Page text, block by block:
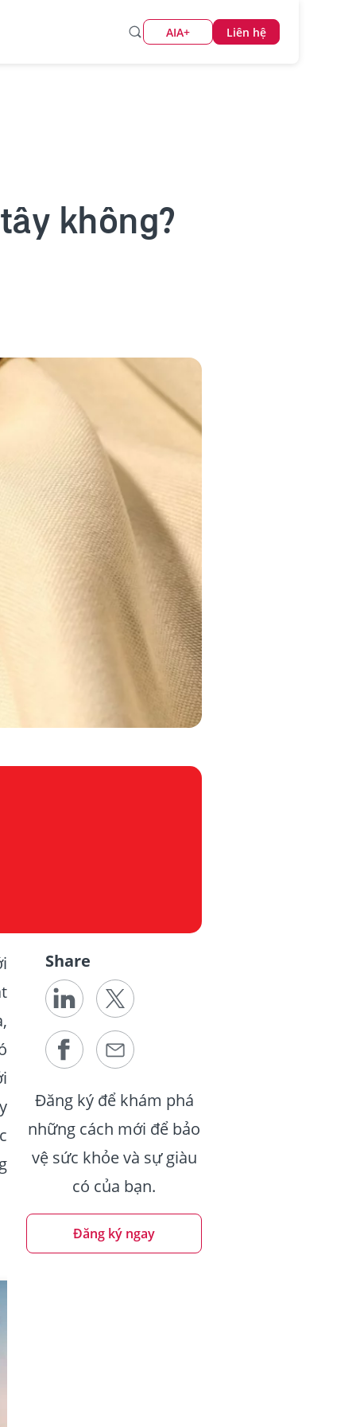
AIA+ Liên hệ
không?
Share
Đăng ký để khám phá
những cách mới để bảo
vệ sức khỏe và sự giàu
có của bạn.
Đăng ký ngay